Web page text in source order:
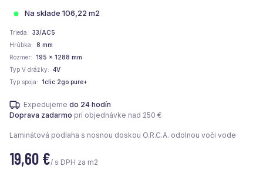
Na sklade 106,22 m2
Trieda
33/AC5
Hrúbka
8 mm
Rozmer
195 x 1288 mm
Typ V drážky
4V
Typ spoja
1clic 2go pure+
Expedujeme do 24 hodín
Doprava zadarmo pri objednávke nad 250 €
Laminátová podlaha s nosnou doskou O.R.C.A. odolnou voči vode
19,60 €/ s DPH za m2